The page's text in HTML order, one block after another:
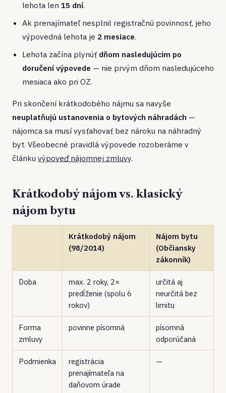
lehota len 15 dní.
Ak prenajímateľ nesplnil registračnú povinnosť, jeho
výpovedná lehota je 2 mesiace.
Lehota začína plynúť dňom nasledujúcim po
doručení výpovede — nie prvým dňom nasledujúceho
mesiaca ako pri OZ.
Pri skončení krátkodobého nájmu sa navyše
neuplatňujú ustanovenia o bytových náhradách —
nájomca sa musí vysťahovať bez nároku na náhradný
byt. Všeobecné pravidlá výpovede rozoberáme v
článku výpoveď nájomnej zmluvy.
Krátkodobý nájom vs. klasický
nájom bytu
Krátkodobý nájom
(98/2014)
Nájom bytu
(Občiansky
zákonník)
Doba
max. 2 roky, 2×
predĺženie (spolu 6
rokov)
určitá aj
neurčitá bez
limitu
Forma
zmluvy
povinne písomná
písomná
odporúčaná
Podmienka
registrácia
prenajímateľa na
daňovom úrade
—